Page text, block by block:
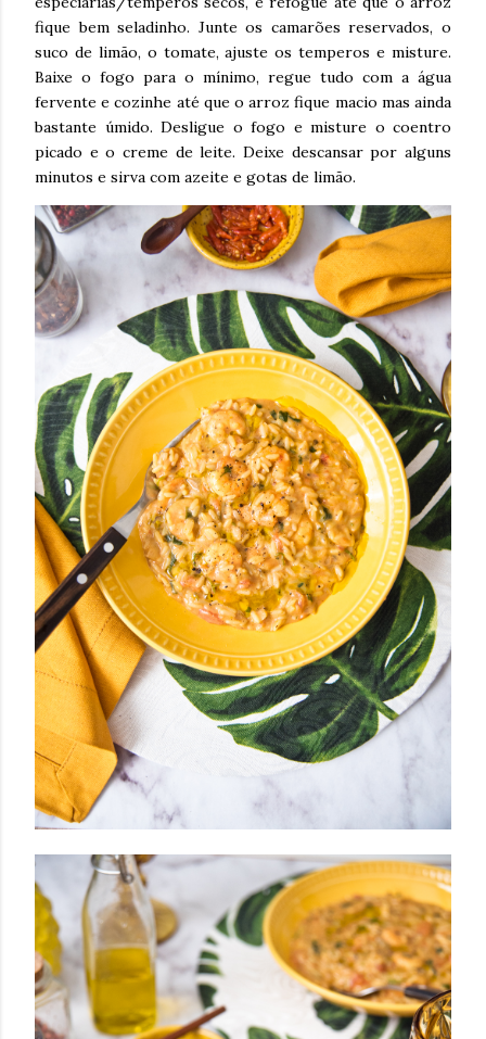
fique bem seladinho. Junte os camarões reservados, o
suco de limão, o tomate, ajuste os temperos e misture.
Baixe o fogo para o mínimo, regue tudo com a água
fervente e cozinhe até que o arroz fique macio mas ainda
bastante úmido. Desligue o fogo e misture o coentro
picado e o creme de leite. Deixe descansar por alguns
minutos e sirva com azeite e gotas de limão.